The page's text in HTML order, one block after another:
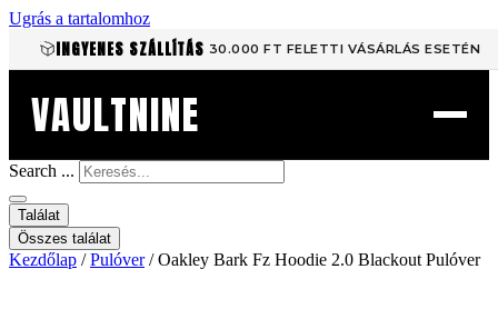
Ugrás a tartalomhoz
INGYENES SZÁLLÍTÁS 30.000 FT FELETTI VÁSÁRLÁS ESETÉN
VAULTNINE
Search ...
Találat
Összes találat
Kezdőlap /Pulóver/ Oakley Bark Fz Hoodie 2.0 Blackout Pulóver